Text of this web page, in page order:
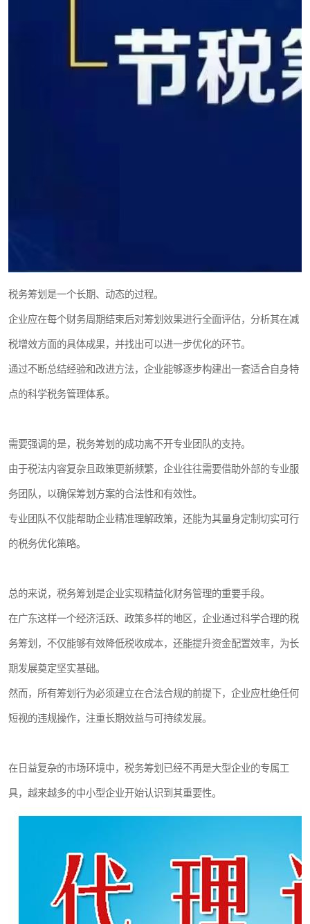
税务筹划是一个长期、动态的过程。
企业应在每个财务周期结束后对筹划效果进行全面评估，分析其在减
税增效方面的具体成果，并找出可以进一步优化的环节。
通过不断总结经验和改进方法，企业能够逐步构建出一套适合自身特
点的科学税务管理体系。
需要强调的是，税务筹划的成功离不开专业团队的支持。
由于税法内容复杂且政策更新频繁，企业往往需要借助外部的专业服
务团队，以确保筹划方案的合法性和有效性。
专业团队不仅能帮助企业精准理解政策，还能为其量身定制切实可行
的税务优化策略。
总的来说，税务筹划是企业实现精益化财务管理的重要手段。
在广东这样一个经济活跃、政策多样的地区，企业通过科学合理的税
务筹划，不仅能够有效降低税收成本，还能提升资金配置效率，为长
期发展奠定坚实基础。
然而，所有筹划行为必须建立在合法合规的前提下，企业应杜绝任何
短视的违规操作，注重长期效益与可持续发展。
在日益复杂的市场环境中，税务筹划已经不再是大型企业的专属工
具，越来越多的中小型企业开始认识到其重要性。